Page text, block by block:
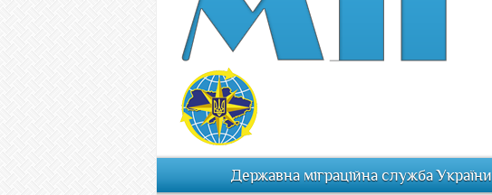
Державна міграційна служба України